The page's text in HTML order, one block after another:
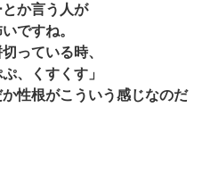
か言う人が
ですね。
っている時、
、くすくす」
性根がこういう感じなのだ